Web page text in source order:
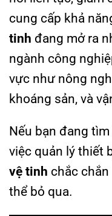
cung cấp khả
tinh đang mở ra
ngành công
vực như nông
khoáng sản, và
Nếu bạn đang
việc quản lý thiết
vệ tinh chắc
thể bỏ qua.